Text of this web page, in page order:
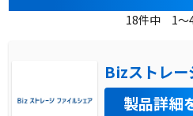
18件中 1～
Bizストレー
製品詳細